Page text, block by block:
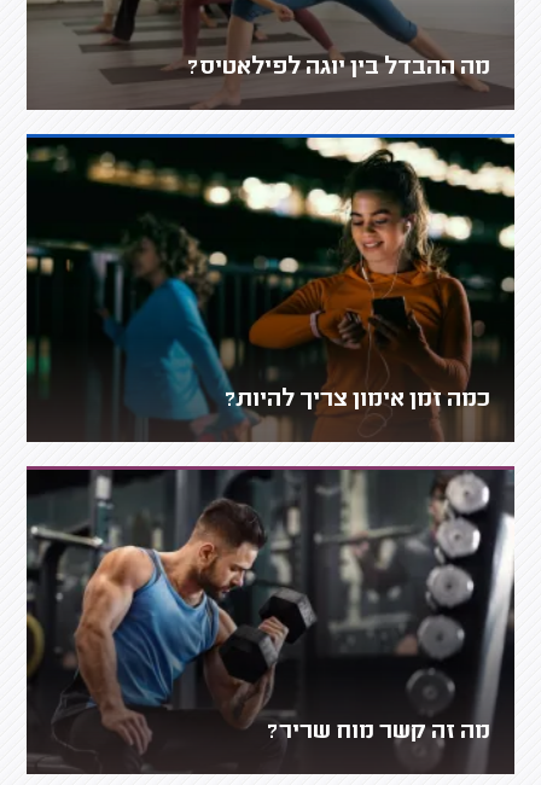
מה ההבדל בין יוגה לפילאטיס?
כמה זמן אימון צריך להיות?
מה זה קשר מוח שריר?